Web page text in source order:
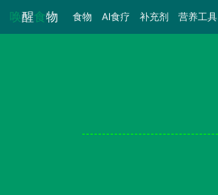
唤醒食物 食物 （当前）
AI食疗 补充剂 营养工具